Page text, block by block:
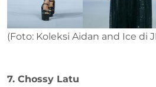
(Foto: Koleksi Aidan and Ice di
7. Chossy Latu